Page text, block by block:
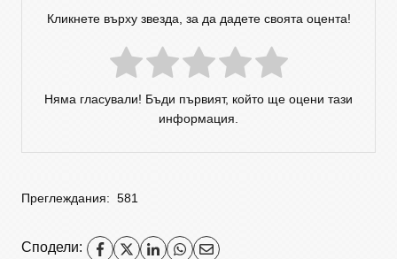
Кликнете върху звезда, за да дадете своята оцента!
Няма гласували! Бъди първият, който ще оцени тази
информация.
Преглеждания: 581
Сподели: